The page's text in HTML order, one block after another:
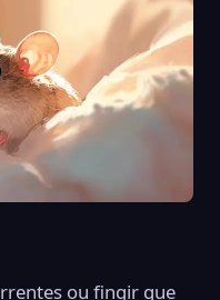
ou fingir que